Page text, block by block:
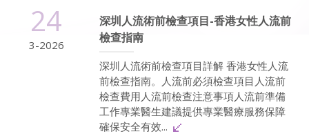
24
3-2026
深圳人流術前檢查項目-香港女性人流前
檢查指南
深圳人流術前檢查項目詳解 香港女性人流
前檢查指南。人流前必須檢查項目人流前
檢查費用人流前檢查注意事項人流前準備
工作專業醫生建議提供專業醫療服務保障
確保安全有效...